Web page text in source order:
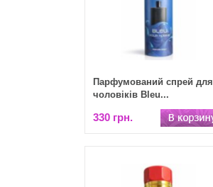
Парфумований спрей для
чоловіків Bleu...
330 грн.